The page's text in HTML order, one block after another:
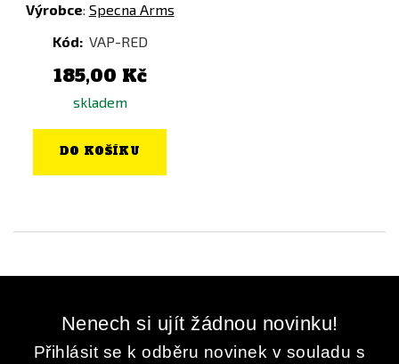
Výrobce: Specna Arms
Kód: VAP-RED
185,00 Kč
skladem
DO KOŠÍKU
Nenech si ujít žádnou novinku!
Přihlásit se k odběru novinek v souladu s